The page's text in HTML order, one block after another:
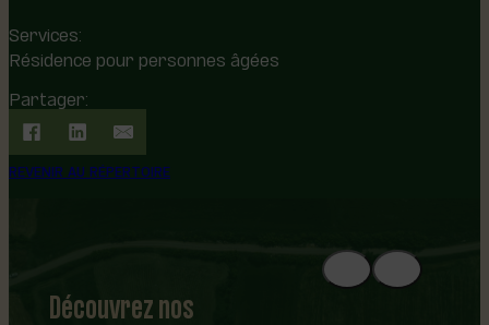
Services:
Résidence pour personnes âgées
Partager:
REVENIR AU RÉPERTOIRE
Découvrez nos